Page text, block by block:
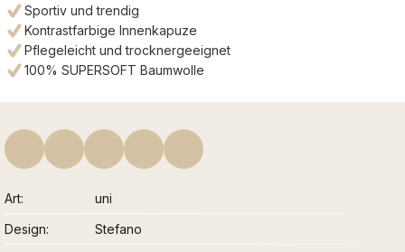
Sportiv und trendig
Kontrastfarbige Innenkapuze
Pflegeleicht und trocknergeeignet
100% SUPERSOFT Baumwolle
Art
uni
Design
Stefano